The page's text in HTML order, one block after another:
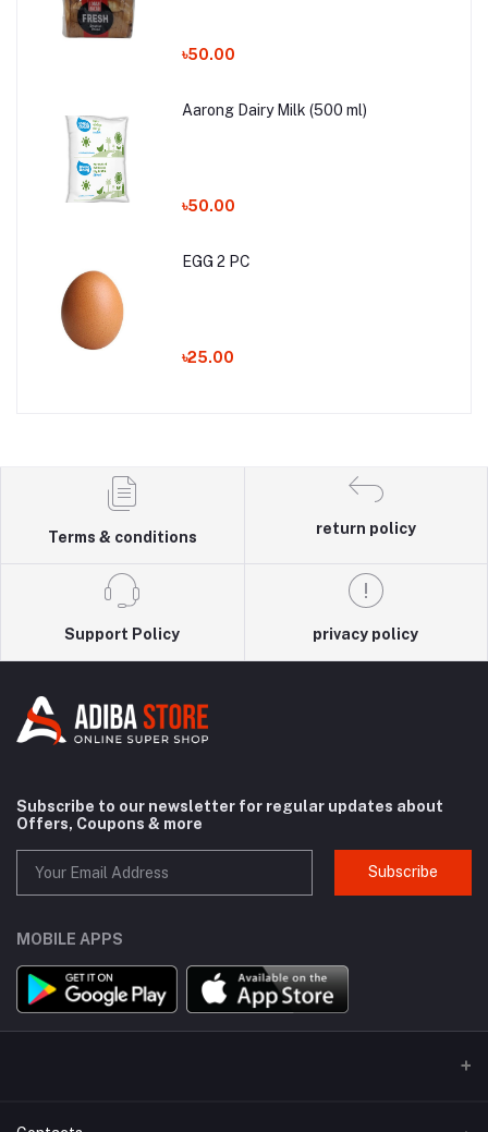
৳50.00
Aarong Dairy Milk (500 ml)
৳50.00
EGG 2 PC
৳25.00
Terms & conditions
return policy
Support Policy privacy policy
Subscribe to our newsletter for regular updates about
Offers, Coupons & more
Subscribe
MOBILE APPS